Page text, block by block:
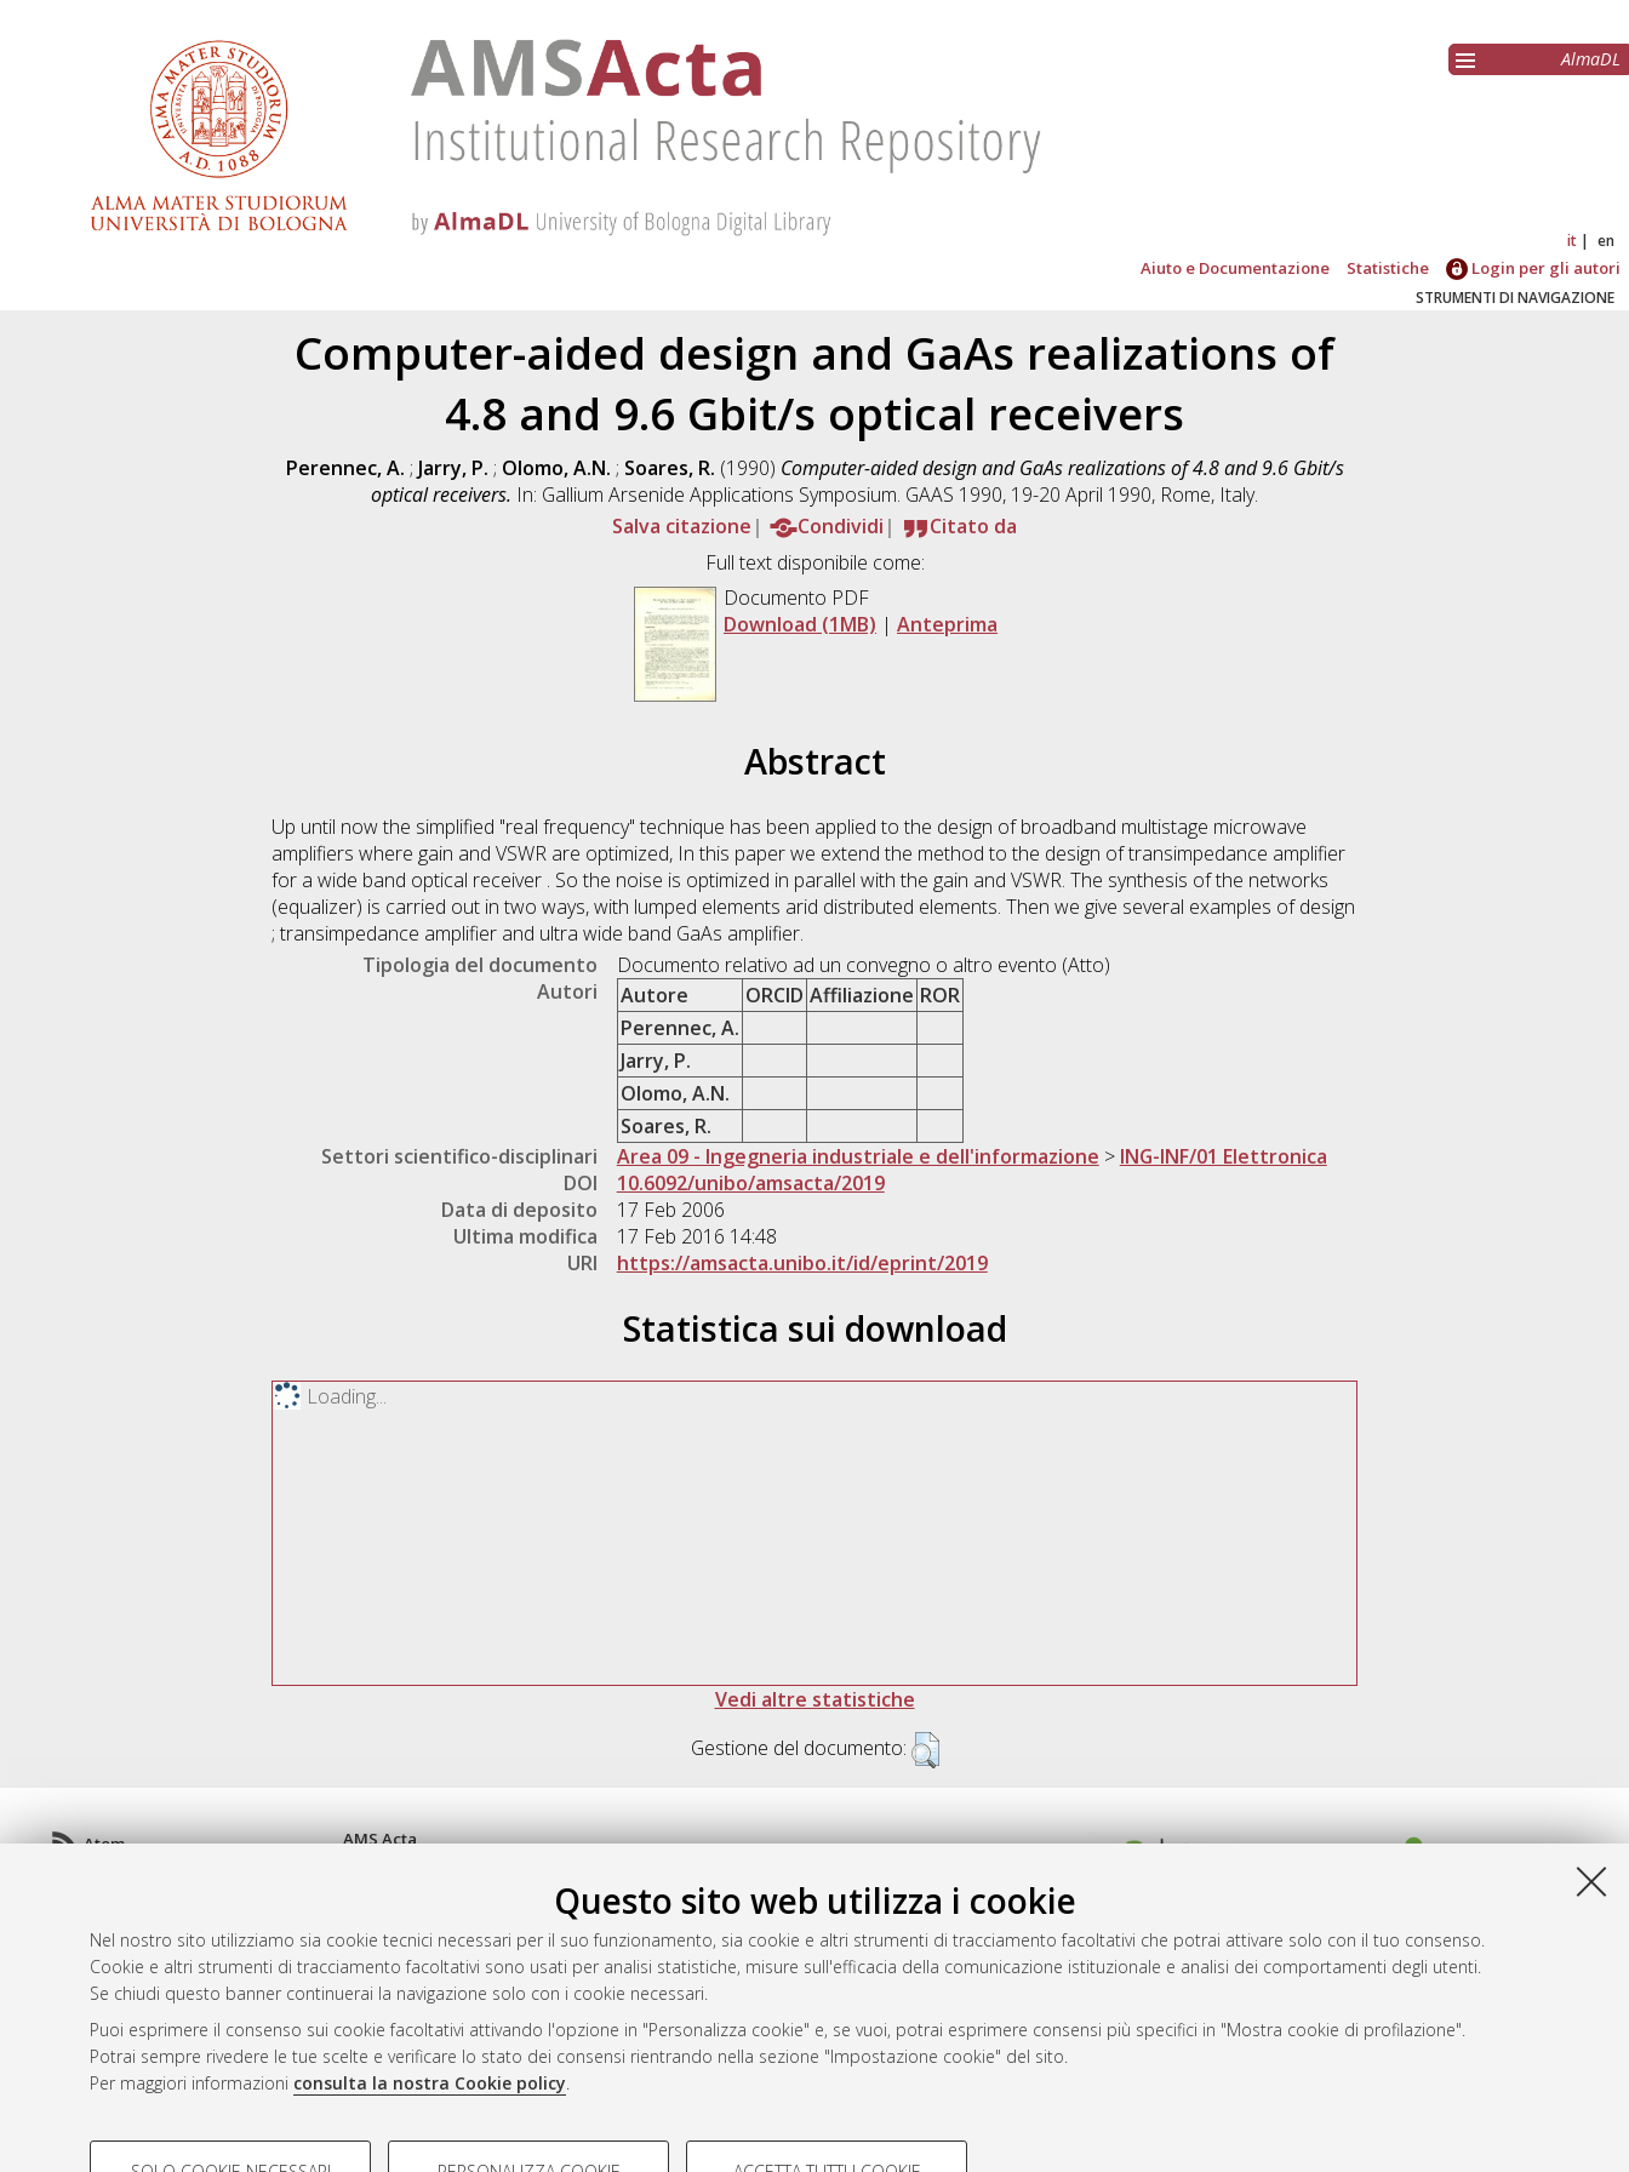
Questo sito web utilizza i cookie
Nel nostro sito utilizziamo sia cookie tecnici necessari per il suo funzionamento, sia cookie e altri strumenti di tracciamento facoltativi che potrai attivare solo con il tuo consenso.
Cookie e altri strumenti di tracciamento facoltativi sono usati per analisi statistiche, misure sull'efficacia della comunicazione istituzionale e analisi dei comportamenti degli utenti.
Se chiudi questo banner continuerai la navigazione solo con i cookie necessari.
Puoi esprimere il consenso sui cookie facoltativi attivando l'opzione in "Personalizza cookie" e, se vuoi, potrai esprimere consensi più specifici in "Mostra cookie di profilazione".
Potrai sempre rivedere le tue scelte e verificare lo stato dei consensi rientrando nella sezione "Impostazione cookie" del sito.
Per maggiori informazioni consulta la nostra Cookie policy.
COOKIE DI PROFILAZIONE - FACOLTATIVI COOKIE TECNICI - NECESSARI
AlmaDL
it en
Aiuto e Documentazione Statistiche Login per gli autori
STRUMENTI DI NAVIGAZIONE
Computer-aided design and GaAs realizations of
4.8 and 9.6 Gbit/s optical receivers
Perennec, A. ; Jarry, P. ; Olomo, A.N. ; Soares, R. (1990) Computer-aided design and GaAs realizations of 4.8 and 9.6 Gbit/s
optical receivers. In: Gallium Arsenide Applications Symposium. GAAS 1990, 19-20 April 1990, Rome, Italy.
Salva citazione
Condividi
Citato da
Full text disponibile come:
Documento PDF
Download (1MB) | Anteprima
Abstract
Up until now the simplified "real frequency" technique has been applied to the design of broadband multistage microwave
amplifiers where gain and VSWR are optimized, In this paper we extend the method to the design of transimpedance amplifier
for a wide band optical receiver . So the noise is optimized in parallel with the gain and VSWR. The synthesis of the networks
(equalizer) is carried out in two ways, with lumped elements arid distributed elements. Then we give several examples of design
; transimpedance amplifier and ultra wide band GaAs amplifier.
Tipologia del documento
Documento relativo ad un convegno o altro evento (Atto)
Autori
Autore ORCID Affiliazione ROR
Perennec, A.
Jarry, P.
Olomo, A.N.
Soares, R.
Settori scientifico-disciplinari
Area 09 - Ingegneria industriale e dell'informazione > ING-INF/01 Elettronica
DOI
10.6092/unibo/amsacta/2019
Data di deposito
17 Feb 2006
Ultima modifica
17 Feb 2016 14:48
URI
https://amsacta.unibo.it/id/eprint/2019
Statistica sui download
Loading...
Vedi altre statistiche
Gestione del documento:
Atom
AMS Acta
doi.org/10.17616/R3P19R
Servizio implementato e gestito da
AlmaDL
Impostazioni Cookie
Informativa sulla privacy
Condizioni d'uso del sito
Mission e policies del repository